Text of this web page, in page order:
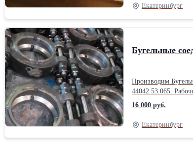
Екатеринбург
Бугельные
Производим
44042.53.065.
16 000 руб.
Екатеринбург